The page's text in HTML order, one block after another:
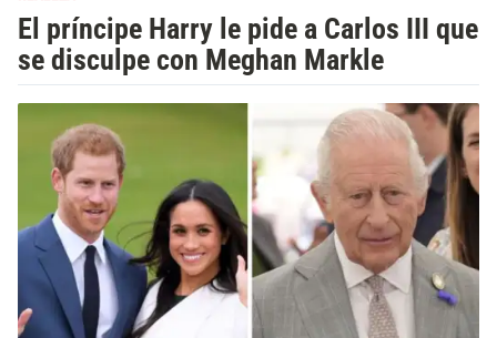
El príncipe Harry le pide a Carlos III que
se disculpe con Meghan Markle